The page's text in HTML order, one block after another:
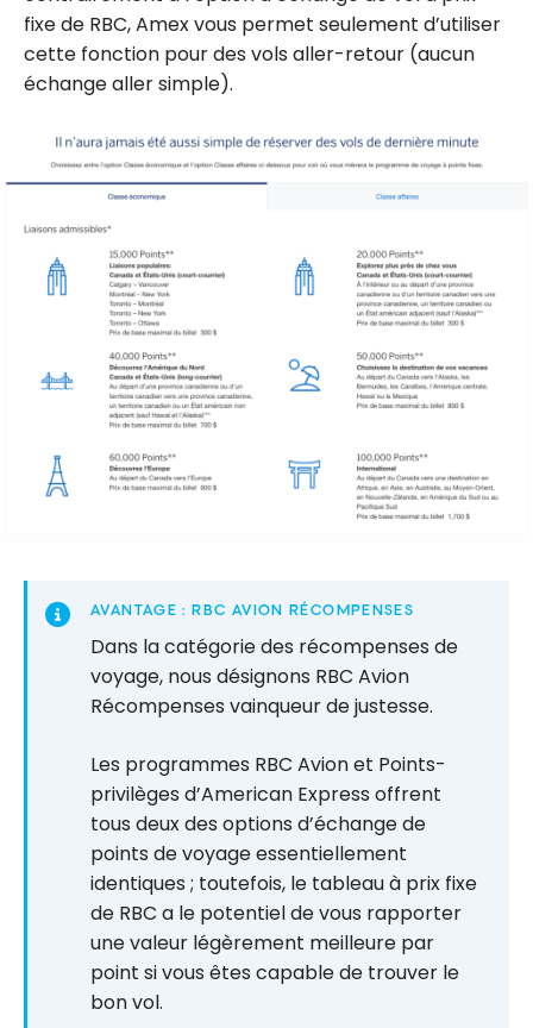
fixe de RBC, Amex vous permet seulement d’utiliser
cette fonction pour des vols aller-retour (aucun
échange aller simple).
AVANTAGE : RBC AVION RÉCOMPENSES
Dans la catégorie des récompenses de
voyage, nous désignons RBC Avion
Récompenses vainqueur de justesse.
Les programmes RBC Avion et Points-
privilèges d’American Express offrent
tous deux des options d’échange de
points de voyage essentiellement
identiques ; toutefois, le tableau à prix fixe
de RBC a le potentiel de vous rapporter
une valeur légèrement meilleure par
point si vous êtes capable de trouver le
bon vol.